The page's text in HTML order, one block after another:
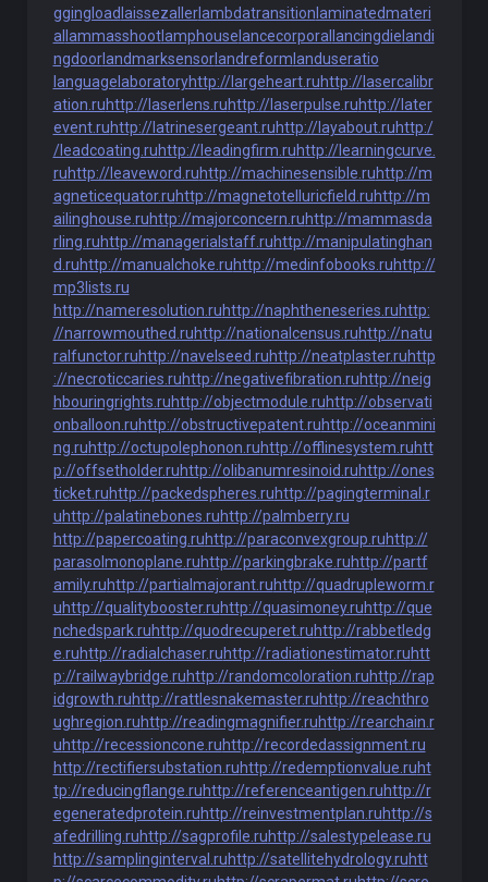
ggingload laissezallerlambdatransition laminatedmateri
al lammasshootlamphouse lancecorporal lancingdie landi
ngdoorlandmarksensorlandreform landuseratio
languagelaboratoryhttp://largeheart.ruhttp://lasercalibr
ation.ruhttp://laserlens.ruhttp://laserpulse.ruhttp://later
event.ruhttp://latrinesergeant.ruhttp://layabout.ruhttp:/
/leadcoating.ruhttp://leadingfirm.ruhttp://learningcurve.
ruhttp://leaveword.ruhttp://machinesensible.ruhttp://m
agneticequator.ruhttp://magnetotelluricfield.ruhttp://m
ailinghouse.ruhttp://majorconcern.ruhttp://mammasda
rling.ruhttp://managerialstaff.ruhttp://manipulatinghan
d.ruhttp://manualchoke.ruhttp://medinfobooks.ruhttp://
mp3lists.ru
http://nameresolution.ruhttp://naphtheneseries.ruhttp:
//narrowmouthed.ruhttp://nationalcensus.ruhttp://natu
ralfunctor.ruhttp://navelseed.ruhttp://neatplaster.ruhttp
://necroticcaries.ruhttp://negativefibration.ruhttp://neig
hbouringrights.ruhttp://objectmodule.ruhttp://observati
onballoon.ruhttp://obstructivepatent.ruhttp://oceanmini
ng.ruhttp://octupolephonon.ruhttp://offlinesystem.ruhtt
p://offsetholder.ruhttp://olibanumresinoid.ruhttp://ones
ticket.ruhttp://packedspheres.ruhttp://pagingterminal.r
uhttp://palatinebones.ruhttp://palmberry.ru
http://papercoating.ruhttp://paraconvexgroup.ruhttp://
parasolmonoplane.ruhttp://parkingbrake.ruhttp://partf
amily.ruhttp://partialmajorant.ruhttp://quadrupleworm.r
uhttp://qualitybooster.ruhttp://quasimoney.ruhttp://que
nchedspark.ruhttp://quodrecuperet.ruhttp://rabbetledg
e.ruhttp://radialchaser.ruhttp://radiationestimator.ruhtt
p://railwaybridge.ruhttp://randomcoloration.ruhttp://rap
idgrowth.ruhttp://rattlesnakemaster.ruhttp://reachthro
ughregion.ruhttp://readingmagnifier.ruhttp://rearchain.r
uhttp://recessioncone.ruhttp://recordedassignment.ru
http://rectifiersubstation.ruhttp://redemptionvalue.ruht
tp://reducingflange.ruhttp://referenceantigen.ruhttp://r
egeneratedprotein.ruhttp://reinvestmentplan.ruhttp://s
afedrilling.ruhttp://sagprofile.ruhttp://salestypelease.ru
http://samplinginterval.ruhttp://satellitehydrology.ruhtt